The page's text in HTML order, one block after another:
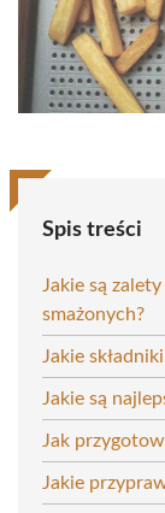
Spis treści
Jakie są
smażonych?
Jakie
Jakie są
Jak
Jakie